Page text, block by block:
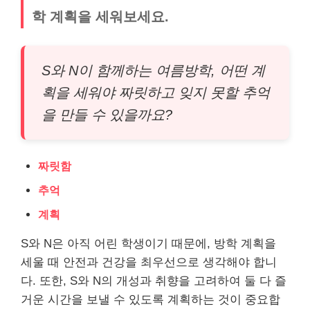
학 계획을 세워보세요.
S와 N이 함께하는 여름방학, 어떤 계
획을 세워야 짜릿하고 잊지 못할 추억
을 만들 수 있을까요?
짜릿함
추억
계획
S와 N은 아직 어린 학생이기 때문에, 방학 계획을
세울 때 안전과 건강을 최우선으로 생각해야 합니
다. 또한, S와 N의 개성과 취향을 고려하여 둘 다 즐
거운 시간을 보낼 수 있도록 계획하는 것이 중요합